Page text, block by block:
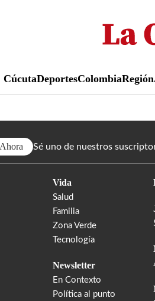
CúcutaDeportesColombiaRegión
Sé uno de nuestros
Vida
Salud
Familia
Zona Verde
Tecnología
Newsletter
En Contexto
Política al punto